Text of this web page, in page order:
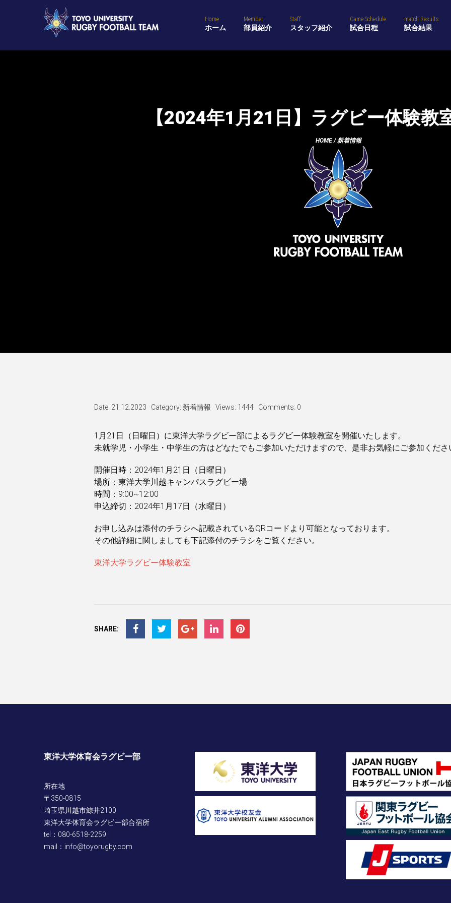
Home
ホーム
Member
部員紹介
Staff
スタッフ紹介
Game Schedule
試合日程
match Results
試合結果
【2024年1月21日】ラグビー体験教
HOME/新着情報
Date: 21.12.2023 Category: 新着情報 Views: 1444 Comments: 0
1月21日（日曜日）に東洋大学ラグビー部によるラグビー体験教室を開催いたします。
未就学児・小学生・中学生の方はどなたでもご参加いただけますので、是非お気軽にご参加くださ
開催日時：2024年1月21日（日曜日）
場所：東洋大学川越キャンパスラグビー場
時間：9:00~12:00
申込締切：2024年1月17日（水曜日）
お申し込みは添付のチラシへ記載されているQRコードより可能となっております。
その他詳細に関しましても下記添付のチラシをご覧ください。
東洋大学ラグビー体験教室
SHARE:
東洋大学体育会ラグビー部
所在地
〒350-0815
埼玉県川越市鯨井2100
東洋大学体育会ラグビー部合宿所
tel：080-6518-2259
mail：info@toyorugby.com